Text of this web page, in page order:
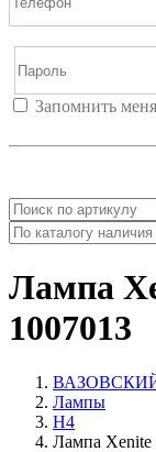
Запомнить меня
Лампа
1007013
ВАЗОВСКИЙ -
Лампы
H4
Лампа Xenite